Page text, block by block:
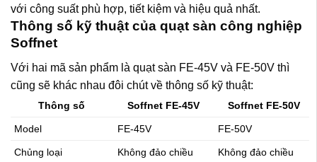
với công suất phù hợp, tiết kiệm và hiệu quả nhất.
Thông số kỹ thuật của quạt sàn công nghiệp
Soffnet
Với hai mã sản phẩm là quạt sàn FE-45V và FE-50V thì
cũng sẽ khác nhau đôi chút về thông số kỹ thuật:
Thông số Soffnet FE-45V Soffnet FE-50V
Model FE-45V FE-50V
Chủng loại Không đảo chiều Không đảo chiều